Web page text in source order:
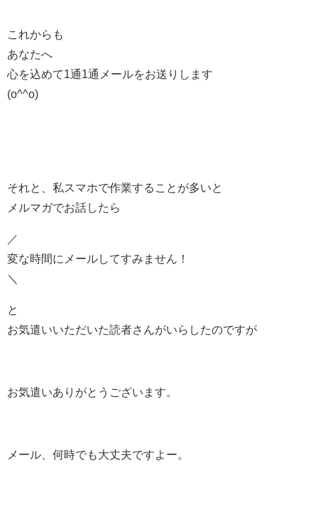
これからも
あなたへ
心を込めて1通1通メールをお送りします
(o^^o)
それと、私スマホで作業することが多いと
メルマガでお話したら
／
変な時間にメールしてすみません！
＼
と
お気遣いいただいた読者さんがいらしたのですが
お気遣いありがとうございます。
メール、何時でも大丈夫ですよー。